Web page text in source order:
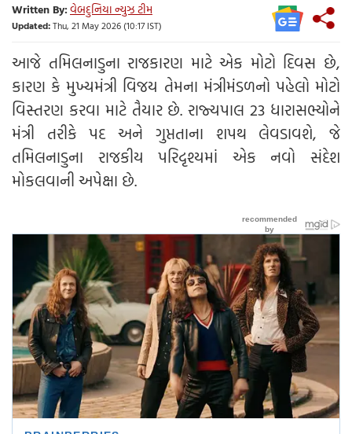
Written By:વેબદુનિયા ન્યુઝ ટીમ
Updated:Thu, 21 May 2026 (10:17 IST)
આજે તમિલનાડુના રાજકારણ માટે એક મોટો દિવસ છે,
કારણ કે મુખ્યમંત્રી વિજય તેમના મંત્રીમંડળનો પહેલો મોટો
વિસ્તરણ કરવા માટે તૈયાર છે. રાજ્યપાલ 23 ધારાસભ્યોને
મંત્રી તરીકે પદ અને ગુપ્તતાના શપથ લેવડાવશે, જે
તમિલનાડુના રાજકીય પરિદૃશ્યમાં એક નવો સંદેશ
મોકલવાની અપેક્ષા છે.